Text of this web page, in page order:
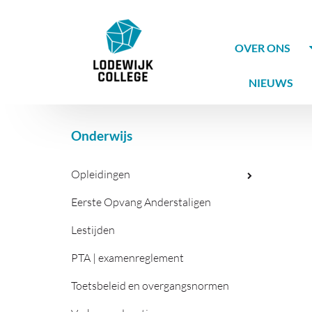
OVER ONS
NIEUWS
Onderwijs
Opleidingen
Eerste Opvang Anderstaligen
Lestijden
PTA | examenreglement
Toetsbeleid en overgangsnormen